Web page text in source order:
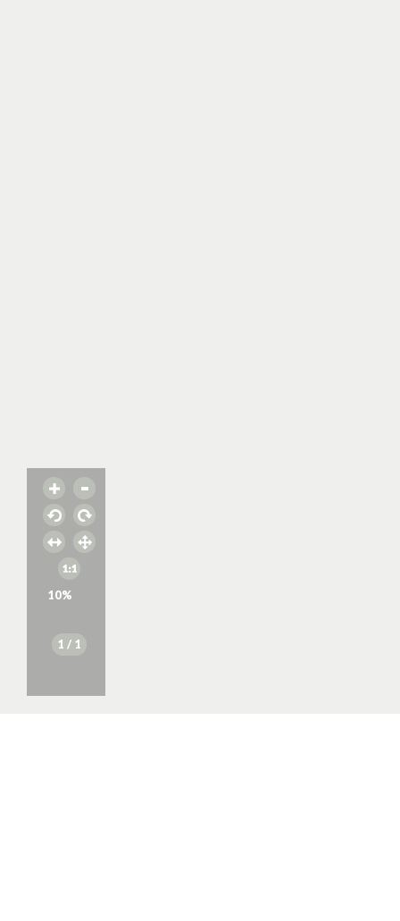
10%
1 / 1